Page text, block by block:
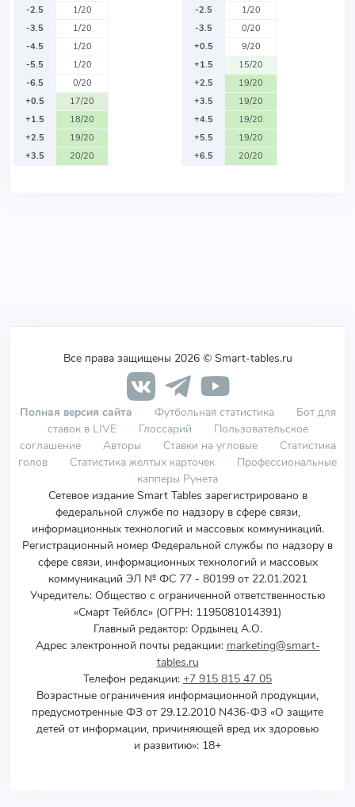
-2.5
1/20
-3.5
1/20
-4.5
1/20
-5.5
1/20
-6.5
0/20
+0.5
17/20
+1.5
18/20
+2.5
19/20
+3.5
20/20
-2.5
1/20
-3.5
0/20
+0.5
9/20
+1.5
15/20
+2.5
19/20
+3.5
19/20
+4.5
19/20
+5.5
19/20
+6.5
20/20
Все права защищены 2026 © Smart-tables.ru
Полная версия сайта Футбольная статистика
Бот для
ставок в LIVE
Глоссарий
Пользовательское
соглашение
Авторы Ставки на угловые
Статистика
голов
Статистика желтых карточек
Профессиональные
капперы Рунета
Сетевое издание Smart Tables зарегистрировано в
федеральной службе по надзору в сфере связи,
информационных технологий и массовых коммуникаций.
Регистрационный номер Федеральной службы по надзору в
сфере связи, информационных технологий и массовых
коммуникаций ЭЛ № ФС 77 - 80199 от 22.01.2021
Учредитель: Общество с ограниченной ответственностью
«Смарт Тейблс» (ОГРН: 1195081014391)
Главный редактор: Ордынец А.О.
Адрес электронной почты редакции: marketing@smart-
tables.ru
Телефон редакции: +7 915 815 47 05
Возрастные ограничения информационной продукции,
предусмотренные ФЗ от 29.12.2010 N436-ФЗ «О защите
детей от информации, причиняющей вред их здоровью
и развитию»: 18+